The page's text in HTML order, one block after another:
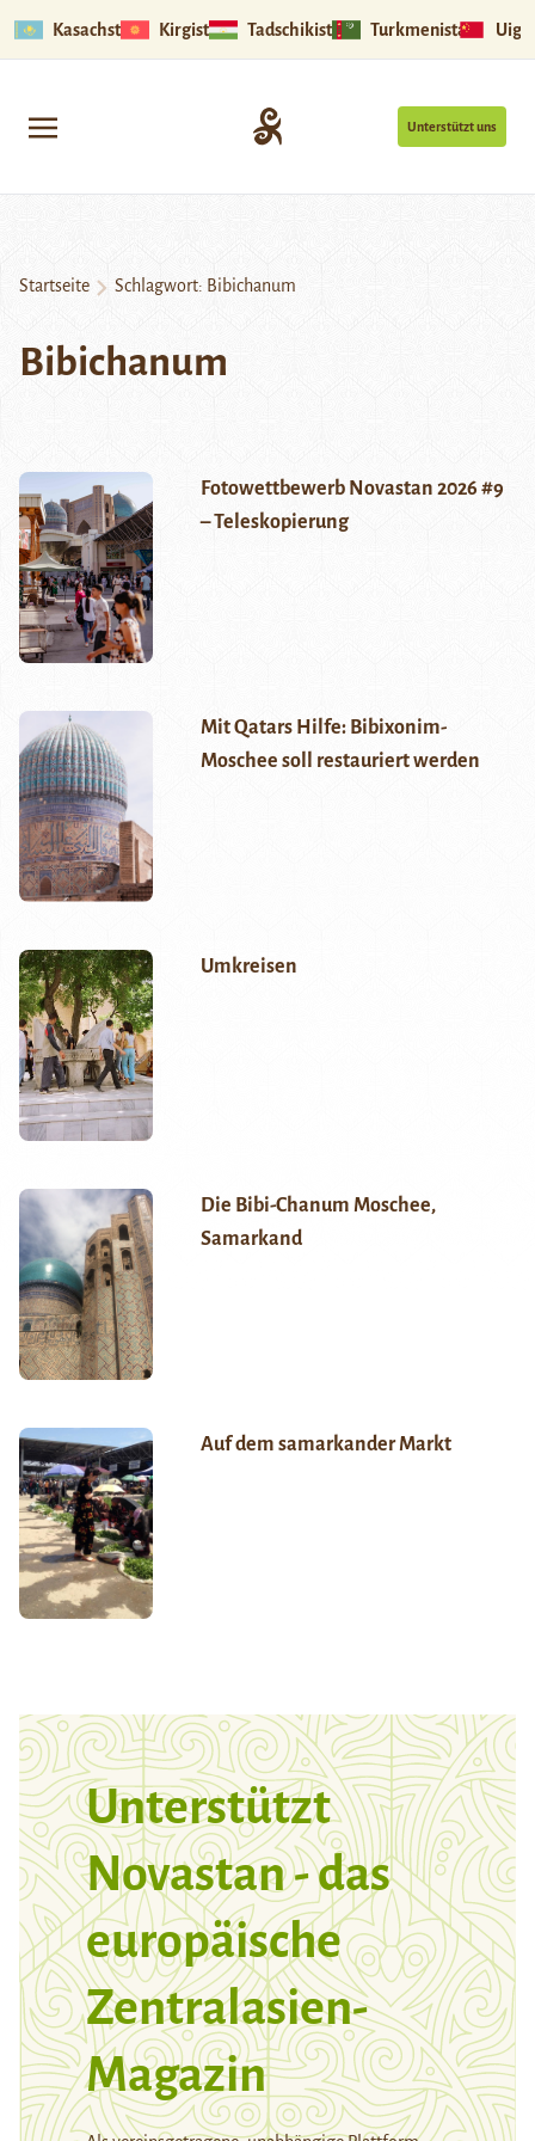
Kasachstan Kirgistan Tadschikistan Turkmenistan
Unterstützt uns
Startseite Schlagwort: Bibichanum
Bibichanum
Fotowettbewerb Novastan 2026 #9
– Teleskopierung
Mit Qatars Hilfe: Bibixonim-
Moschee soll restauriert werden
Umkreisen
Die Bibi-Chanum Moschee,
Samarkand
Auf dem samarkander Markt
Unterstützt
Novastan - das
europäische
Zentralasien-
Magazin